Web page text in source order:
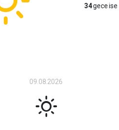
34gece ise
09.08.2026